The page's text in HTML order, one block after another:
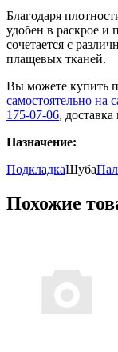
Благодаря
удобен в раскрое и
сочетается с
плащевых тканей.
Вы можете купить
самостоятельно на
175-07-06,
Назначение:
ПодкладкаШуба
Похожие